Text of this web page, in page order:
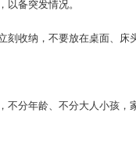
以备突发情况。
刻收纳，不要放在桌面、床
不分年龄、不分大人小孩，